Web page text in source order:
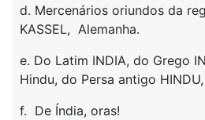
d. Mercenários oriundos da
KASSEL, Alemanha.
e. Do Latim INDIA, do Grego
Hindu, do Persa antigo HINDU,
f. De Índia, oras!